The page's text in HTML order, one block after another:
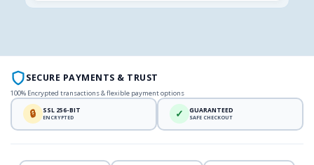
SECURE PAYMENTS & TRUST
100% Encrypted transactions & flexible payment options
🔒 SSL 256-BIT
ENCRYPTED ✓ GUARANTEED
SAFE CHECKOUT